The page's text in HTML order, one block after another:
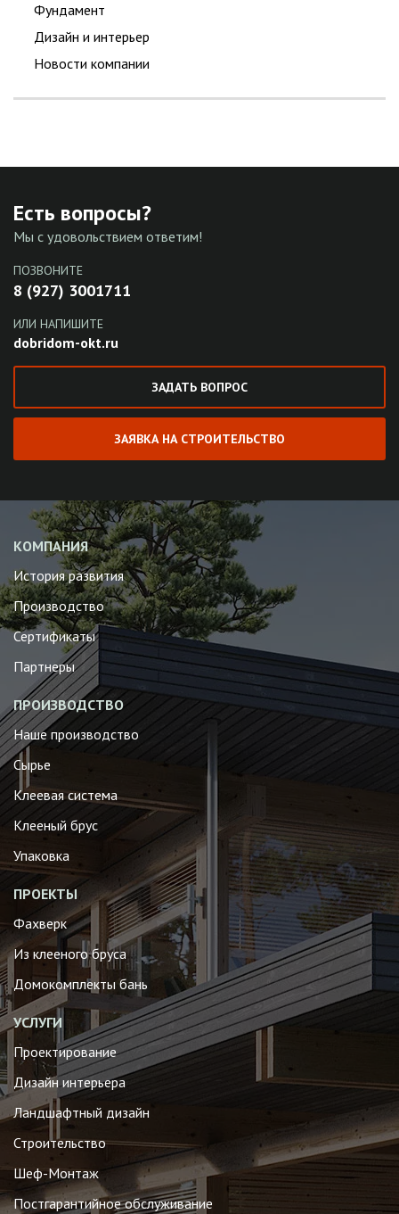
Фундамент
Дизайн и интерьер
Новости компании
Есть вопросы?
Мы с удовольствием ответим!
ПОЗВОНИТЕ
8 (927) 3001711
ИЛИ НАПИШИТЕ
dobridom-okt.ru
ЗАДАТЬ ВОПРОС
ЗАЯВКА НА СТРОИТЕЛЬСТВО
КОМПАНИЯ
История развития
Производство
Сертификаты
Партнеры
ПРОИЗВОДСТВО
Наше производство
Сырье
Клеевая система
Клееный брус
Упаковка
ПРОЕКТЫ
Фахверк
Из клееного бруса
Домокомплекты бань
УСЛУГИ
Проектирование
Дизайн интерьера
Ландшафтный дизайн
Строительство
Шеф-Монтаж
Постгарантийное обслуживание